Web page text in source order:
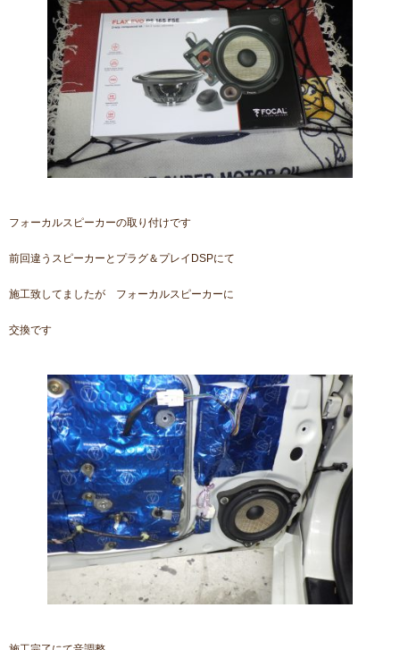
フォーカルスピーカーの取り付けです
前回違うスピーカーとプラグ＆プレイDSPにて
施工致してましたが フォーカルスピーカーに
交換です